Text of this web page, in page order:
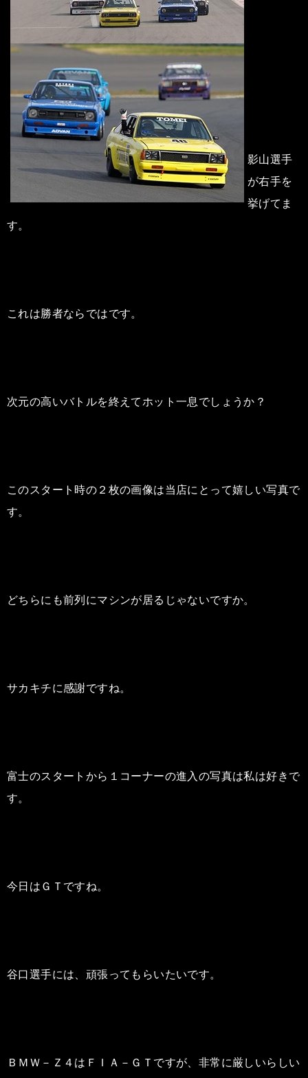
影山選手
が右手を
挙げてま
す。
これは勝者ならではです。
次元の高いバトルを終えてホット一息でしょうか？
このスタート時の２枚の画像は当店にとって嬉しい写真で
す。
どちらにも前列にマシンが居るじゃないですか。
サカキチに感謝ですね。
富士のスタートから１コーナーの進入の写真は私は好きで
す。
今日はＧＴですね。
谷口選手には、頑張ってもらいたいです。
ＢＭＷ－Ｚ４はＦＩＡ－ＧＴですが、非常に厳しいらしい